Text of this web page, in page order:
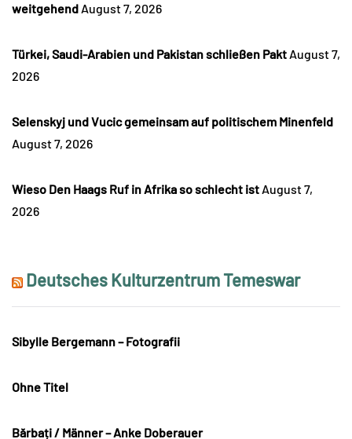
weitgehend August 7, 2026
Türkei, Saudi-Arabien und Pakistan schließen Pakt August 7,
2026
Selenskyj und Vucic gemeinsam auf politischem Minenfeld
August 7, 2026
Wieso Den Haags Ruf in Afrika so schlecht ist August 7,
2026
Deutsches Kulturzentrum Temeswar
Sibylle Bergemann – Fotografii
Ohne Titel
Bărbați / Männer – Anke Doberauer